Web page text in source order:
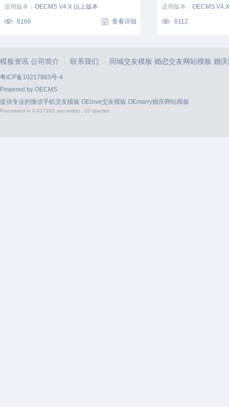
适用版本： OECMS V4.X 以上版本
6166 查看详细
模板
适用版本： OECMS
6112
模板资讯 公司简介 | 联系我们 | 同城交友模板 婚恋交友网站模板 婚
粤ICP备10217863号-4
Powered by OECMS
提供专业的微信手机交友模板 OElove交友模板 OEmarry婚庆网站模板
Processed in 0.017262 second(s) , 23 queries